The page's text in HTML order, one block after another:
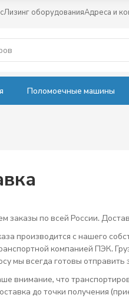
Лизинг оборудованияАдреса и
Поломоечные машины
заказы по всей России.
производится с нашего
компанией ПЭК.
мы всегда готовы
внимание, что
до точки получения